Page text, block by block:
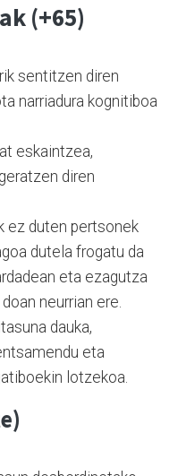
(+65)
sentitzen diren
narriadura kognitiboa
eskaintzea,
diren
ez duten pertsonek
dutela frogatu da
eta ezagutza
neurrian ere.
dauka,
eta
lotzekoa.